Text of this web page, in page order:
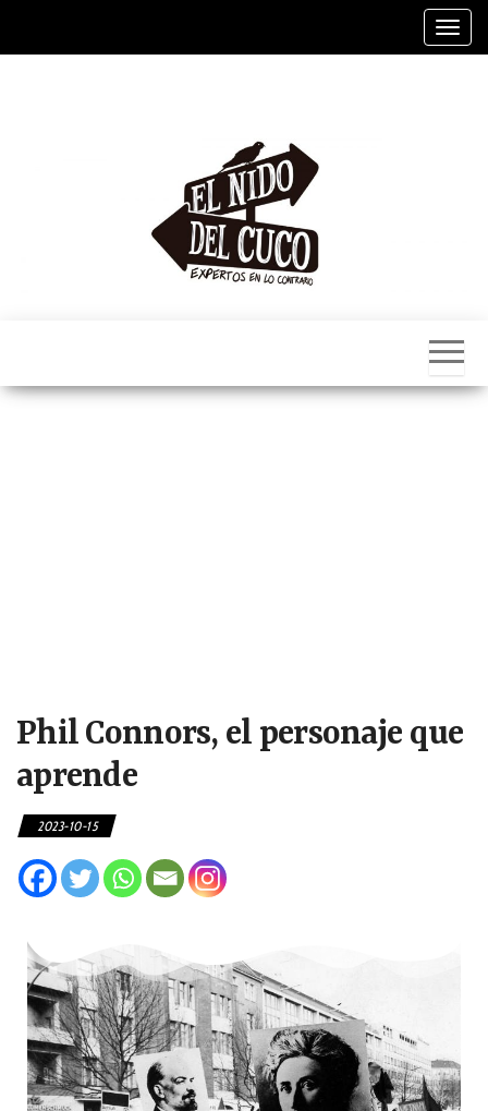
Nido
Del
Cuco
Phil Connors, el personaje que
aprende
2023-10-15